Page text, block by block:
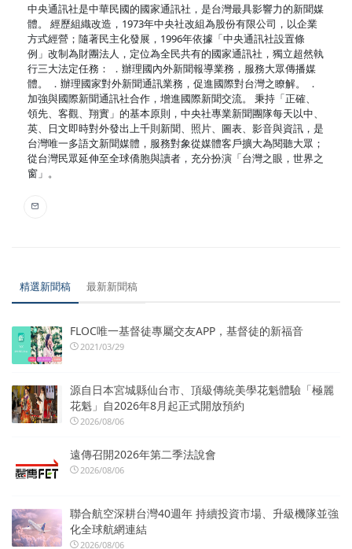
中央通訊社是中華民國的國家通訊社，是台灣最具影響力的新聞媒
體。 經歷組織改造，1973年中央社改組為股份有限公司，以企業
方式經營；隨著民主化發展，1996年依據「中央通訊社設置條
例」改制為財團法人，定位為全民共有的國家通訊社，獨立超然執
行三大法定任務： ．辦理國內外新聞報導業務，服務大眾傳播媒
體。 ．辦理國家對外新聞通訊業務，促進國際對台灣之瞭解。 ．
加強與國際新聞通訊社合作，增進國際新聞交流。 秉持「正確、
領先、客觀、翔實」的基本原則，中央社專業新聞團隊每天以中、
英、日文即時對外發出上千則新聞、照片、圖表、影音與資訊，是
台灣唯一多語文新聞媒體，服務對象從媒體客戶擴大為閱聽大眾；
從台灣民眾延伸至全球僑胞與讀者，充分扮演「台灣之眼，世界之
窗」。
精選新聞稿 最新新聞稿
FLOC唯一基督徒專屬交友APP，基督徒的新福音
2021/03/29
源自日本宮城縣仙台市、頂級傳統美學花魁體驗「極麗
花魁」自2026年8月起正式開放預約
2026/08/06
遠傳召開2026年第二季法說會
2026/08/06
聯合航空深耕台灣40週年 持續投資市場、升級機隊並強
化全球航網連結
2026/08/06